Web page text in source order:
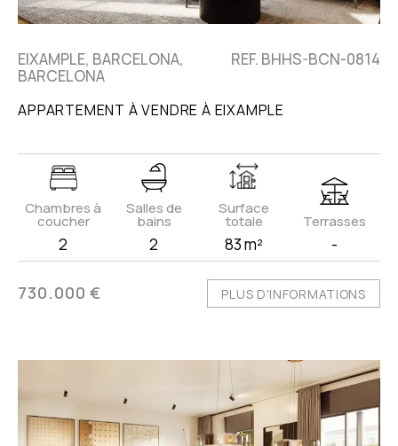
EIXAMPLE, BARCELONA,
BARCELONA
REF. BHHS-BCN-0814
APPARTEMENT À VENDRE À EIXAMPLE
Chambres à
coucher
2
Salles de
bains
2
Surface
totale
83 m²
Terrasses
-
730.000 € PLUS D'INFORMATIONS